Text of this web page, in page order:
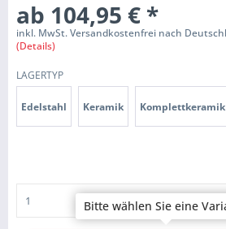
ab 104,95 € *
inkl. MwSt. Versandkostenfrei nach
(Details)
LAGERTYP
Edelstahl Keramik Komplettkeramik
Bitte wählen Sie eine